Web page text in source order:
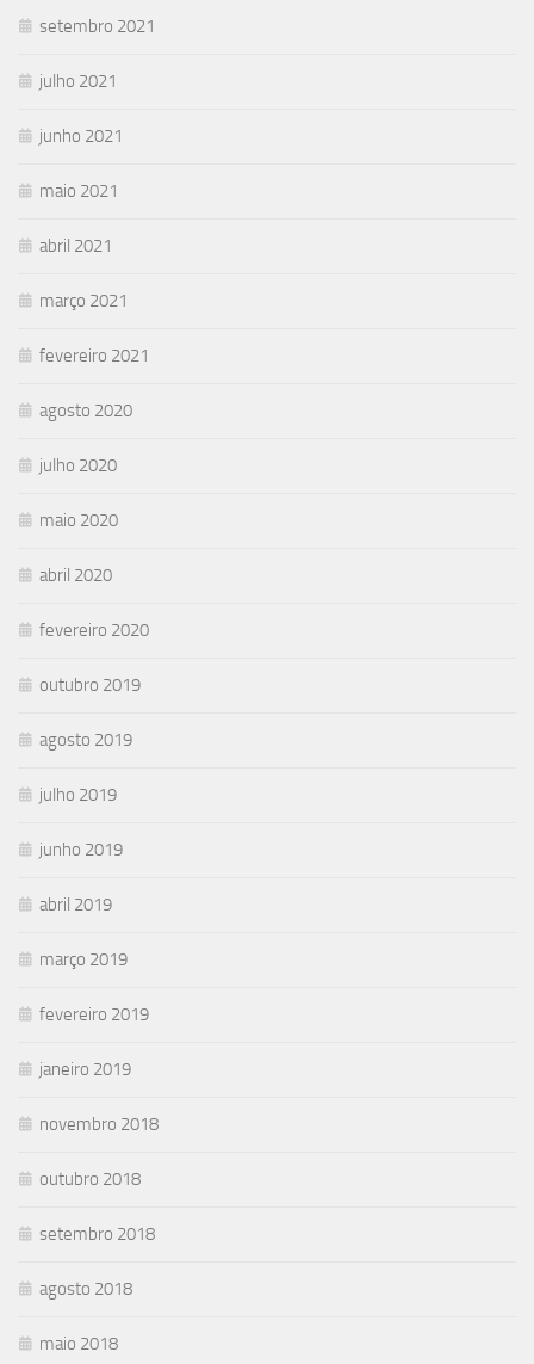
setembro 2021
julho 2021
junho 2021
maio 2021
abril 2021
março 2021
fevereiro 2021
agosto 2020
julho 2020
maio 2020
abril 2020
fevereiro 2020
outubro 2019
agosto 2019
julho 2019
junho 2019
abril 2019
março 2019
fevereiro 2019
janeiro 2019
novembro 2018
outubro 2018
setembro 2018
agosto 2018
maio 2018